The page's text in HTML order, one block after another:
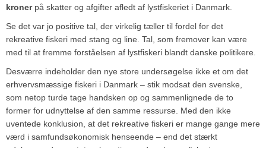
kronerpå skatter og afgifter afledt af lystfiskeriet i Danmark.
Se det var jo positive tal, der virkelig tæller til fordel for det
rekreative fiskeri med stang og line. Tal, som fremover kan være
med til at fremme forståelsen af lystfiskeri blandt danske politikere.
Desværre indeholder den nye store undersøgelse ikke et om det
erhvervsmæssige fiskeri i Danmark – stik modsat den svenske,
som netop turde tage handsken op og sammenlignede de to
former for udnyttelse af den samme ressurse. Med den ikke
uventede konklusion, at det rekreative fiskeri er mange gange mere
værd i samfundsøkonomisk henseende – end det stærkt